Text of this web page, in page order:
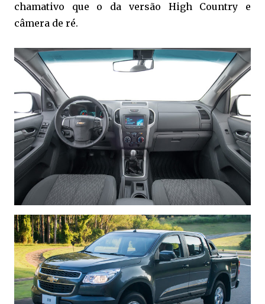
chamativo que o da versão High Country e
câmera de ré.